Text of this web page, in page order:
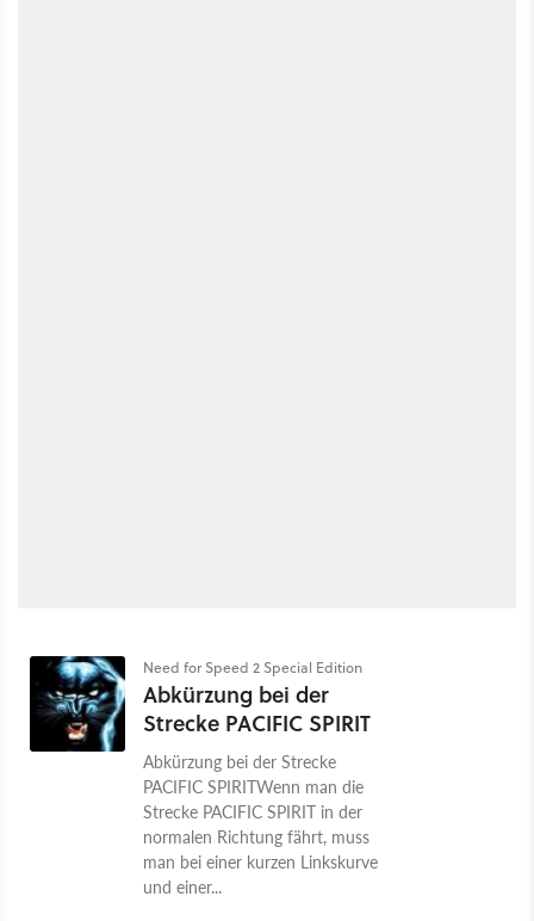
Need for Speed 2 Special Edition
Abkürzung bei der
Strecke PACIFIC SPIRIT
Abkürzung bei der Strecke
PACIFIC SPIRITWenn man die
Strecke PACIFIC SPIRIT in der
normalen Richtung fährt, muss
man bei einer kurzen Linkskurve
und einer...